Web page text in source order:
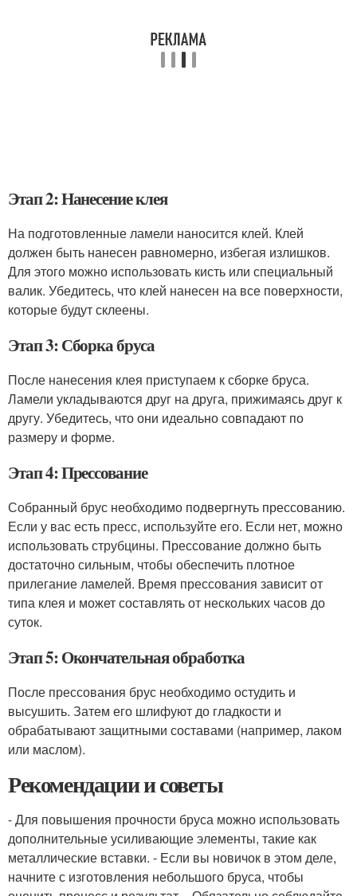
Этап 2: Нанесение клея
На подготовленные ламели наносится клей. Клей
должен быть нанесен равномерно, избегая излишков.
Для этого можно использовать кисть или специальный
валик. Убедитесь, что клей нанесен на все поверхности,
которые будут склеены.
Этап 3: Сборка бруса
После нанесения клея приступаем к сборке бруса.
Ламели укладываются друг на друга, прижимаясь друг к
другу. Убедитесь, что они идеально совпадают по
размеру и форме.
Этап 4: Прессование
Собранный брус необходимо подвергнуть прессованию.
Если у вас есть пресс, используйте его. Если нет, можно
использовать струбцины. Прессование должно быть
достаточно сильным, чтобы обеспечить плотное
прилегание ламелей. Время прессования зависит от
типа клея и может составлять от нескольких часов до
суток.
Этап 5: Окончательная обработка
После прессования брус необходимо остудить и
высушить. Затем его шлифуют до гладкости и
обрабатывают защитными составами (например, лаком
или маслом).
Рекомендации и советы
- Для повышения прочности бруса можно использовать
дополнительные усиливающие элементы, такие как
металлические вставки. - Если вы новичок в этом деле,
начните с изготовления небольшого бруса, чтобы